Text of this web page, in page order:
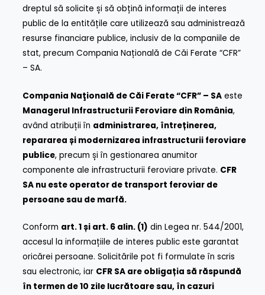
dreptul să solicite și să obțină informații de interes
public de la entitățile care utilizează sau administrează
resurse financiare publice, inclusiv de la companiile de
stat, precum Compania Națională de Căi Ferate “CFR”
– SA.
Compania Naţională de Căi Ferate “CFR” – SA este
Managerul Infrastructurii Feroviare din România,
având atribuții în administrarea, întreținerea,
repararea și modernizarea infrastructurii feroviare
publice, precum și în gestionarea anumitor
componente ale infrastructurii feroviare private. CFR
SA nu este operator de transport feroviar de
persoane sau de marfă.
Conform art. 1 și art. 6 alin. (1) din Legea nr. 544/2001,
accesul la informațiile de interes public este garantat
oricărei persoane. Solicitările pot fi formulate în scris
sau electronic, iar CFR SA are obligația să răspundă
în termen de 10 zile lucrătoare sau, în cazuri